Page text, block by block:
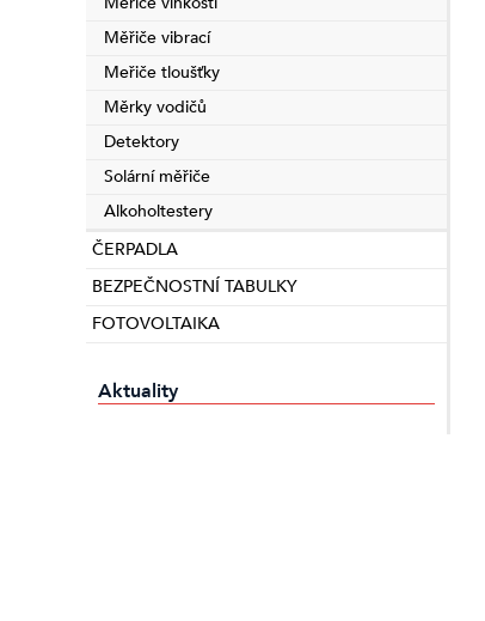
Měřiče vibrací
Meřiče tloušťky
Měrky vodičů
Detektory
Solární měřiče
Alkoholtestery
ČERPADLA
BEZPEČNOSTNÍ TABULKY
FOTOVOLTAIKA
Aktuality